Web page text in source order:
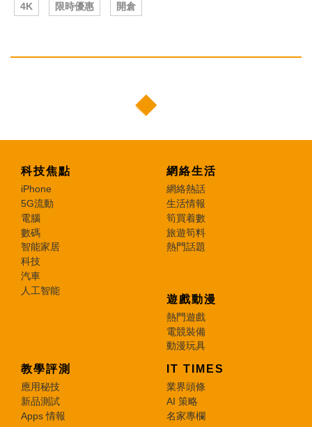
4K 限時優惠 開倉
科技焦點
iPhone
5G流動
電腦
數碼
智能家居
科技
汽車
人工智能
網絡生活
網絡熱話
生活情報
筍買着數
旅遊筍料
熱門話題
遊戲動漫
熱門遊戲
電競裝備
動漫玩具
教學評測
應用秘技
新品測試
Apps 情報
IT TIMES
業界頭條
AI 策略
名家專欄